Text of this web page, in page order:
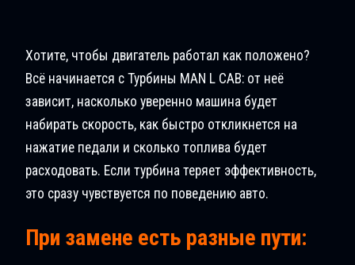
Хотите, чтобы двигатель работал как положено?
Всё начинается с Турбины MAN L CAB: от неё
зависит, насколько уверенно машина будет
набирать скорость, как быстро откликнется на
нажатие педали и сколько топлива будет
расходовать. Если турбина теряет эффективность,
это сразу чувствуется по поведению авто.
При замене есть разные пути: